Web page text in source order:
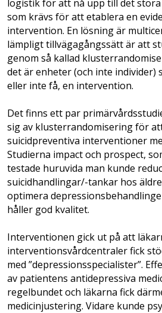
logistik för att nå upp till det
som krävs för att etablera en
intervention. En lösning är
lämpligt tillvägagångssätt är att
genom så kallad
det är enheter (och inte individer)
eller inte få, en intervention.
Det finns ett par
sig av klusterrandomisering för
suicidpreventiva interventioner
Studierna impact och prospect,
testade huruvida man kunde
suicidhandlingar/-tankar hos
optimera
håller god kvalitet.
Interventionen gick ut på att
interventionsvårdcentraler fick
med ”depressionsspecialister”.
av patientens antidepressiva
regelbundet och läkarna fick
medicinjustering. Vidare kunde